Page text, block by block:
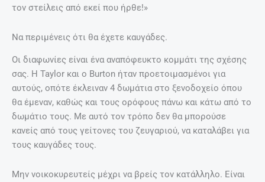
τον στείλεις από εκεί που ήρθε!»
Να περιμένεις ότι θα έχετε καυγάδες.
Οι διαφωνίες είναι ένα αναπόφευκτο κομμάτι της σχέσης
σας. Η Taylor και ο Burton ήταν προετοιμασμένοι για
αυτούς, οπότε έκλειναν 4 δωμάτια στο ξενοδοχείο όπου
θα έμεναν, καθώς και τους ορόφους πάνω και κάτω από το
δωμάτιο τους. Με αυτό τον τρόπο δεν θα μπορούσε
κανείς από τους γείτονες του ζευγαριού, να καταλάβει για
τους καυγάδες τους.
Μην νοικοκυρευτείς μέχρι να βρείς τον κατάλληλο. Είναι